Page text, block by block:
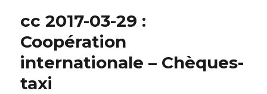
cc 2017-03-29 :
Coopération
internationale – Chèques-
taxi